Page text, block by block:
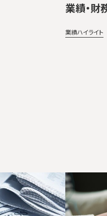
業績・財
業績ハイライト